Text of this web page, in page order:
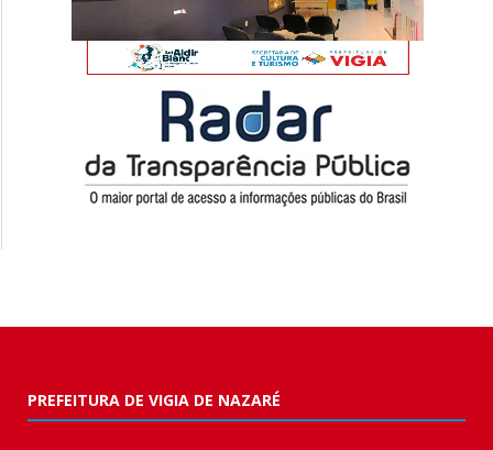
PREFEITURA DE VIGIA DE NAZARÉ